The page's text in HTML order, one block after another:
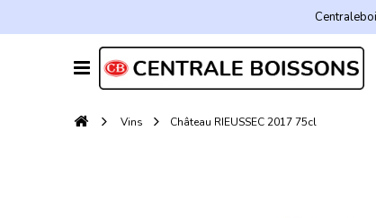
Vins Château RIEUSSEC 2017 75cl